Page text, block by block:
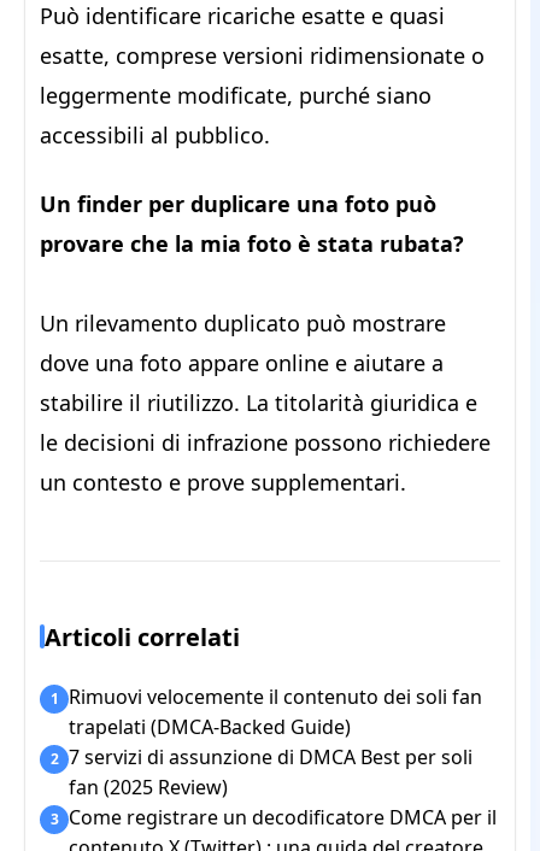
Può identificare ricariche esatte e quasi
esatte, comprese versioni ridimensionate o
leggermente modificate, purché siano
accessibili al pubblico.
Un finder per duplicare una foto può
provare che la mia foto è stata rubata?
Un rilevamento duplicato può mostrare
dove una foto appare online e aiutare a
stabilire il riutilizzo. La titolarità giuridica e
le decisioni di infrazione possono richiedere
un contesto e prove supplementari.
Articoli correlati
1
Rimuovi velocemente il contenuto dei soli fan
trapelati (DMCA-Backed Guide)
2 7 servizi di assunzione di DMCA Best per soli
fan (2025 Review)
3 Come registrare un decodificatore DMCA per il